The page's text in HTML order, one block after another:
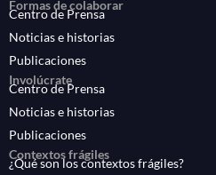
Formas de colaborar
Centro de Prensa
Noticias e historias
Publicaciones
Involúcrate
Centro de Prensa
Noticias e historias
Publicaciones
Contextos frágiles
¿Qué son los contextos frágiles?